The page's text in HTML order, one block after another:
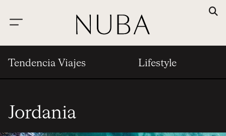
Tendencia Viajes Lifestyle
Jordania